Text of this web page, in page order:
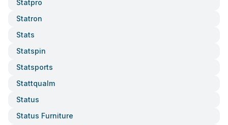
Statpro
Statron
Stats
Statspin
Statsports
Stattqualm
Status
Status Furniture